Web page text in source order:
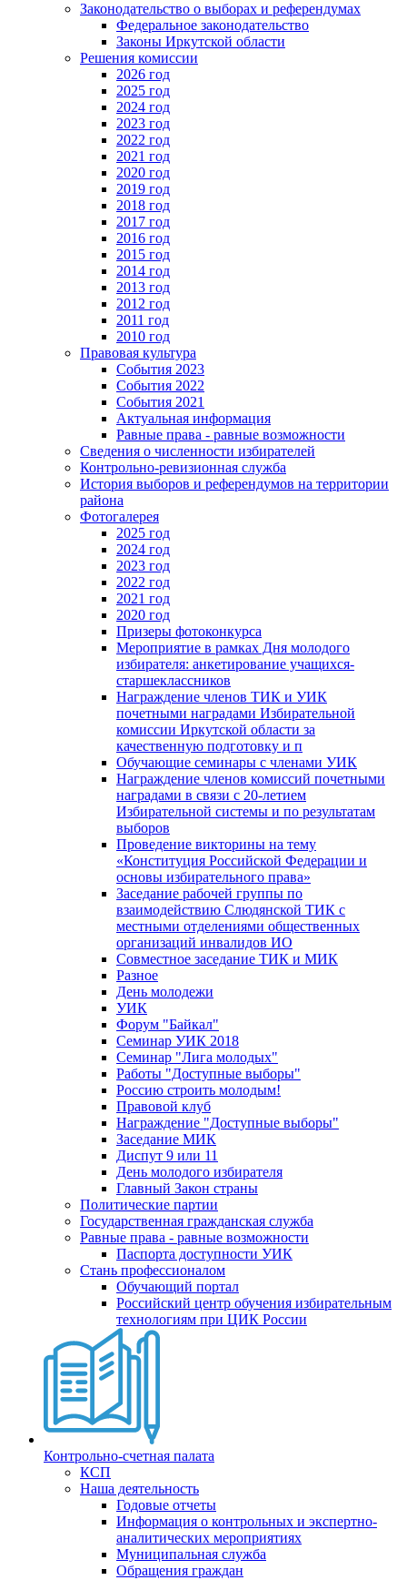
Законодательство о выборах и референдумах
Федеральное законодательство
Законы Иркутской области
Решения комиссии
2026 год
2025 год
2024 год
2023 год
2022 год
2021 год
2020 год
2019 год
2018 год
2017 год
2016 год
2015 год
2014 год
2013 год
2012 год
2011 год
2010 год
Правовая культура
События 2023
События 2022
События 2021
Актуальная информация
Равные права - равные возможности
Сведения о численности избирателей
Контрольно-ревизионная служба
История выборов и референдумов на территории
района
Фотогалерея
2025 год
2024 год
2023 год
2022 год
2021 год
2020 год
Призеры фотоконкурса
Мероприятие в рамках Дня молодого
избирателя: анкетирование учащихся-
старшеклассников
Награждение членов ТИК и УИК
почетными наградами Избирательной
комиссии Иркутской области за
качественную подготовку и п
Обучающие семинары с членами УИК
Награждение членов комиссий почетными
наградами в связи с 20-летием
Избирательной системы и по результатам
выборов
Проведение викторины на тему
«Конституция Российской Федерации и
основы избирательного права»
Заседание рабочей группы по
взаимодействию Слюдянской ТИК с
местными отделениями общественных
организаций инвалидов ИО
Совместное заседание ТИК и МИК
Разное
День молодежи
УИК
Форум "Байкал"
Семинар УИК 2018
Семинар "Лига молодых"
Работы "Доступные выборы"
Россию строить молодым!
Правовой клуб
Награждение "Доступные выборы"
Заседание МИК
Диспут 9 или 11
День молодого избирателя
Главный Закон страны
Политические партии
Государственная гражданская служба
Равные права - равные возможности
Паспорта доступности УИК
Стань профессионалом
Обучающий портал
Российский центр обучения избирательным
технологиям при ЦИК России
Контрольно-счетная палата
КСП
Наша деятельность
Годовые отчеты
Информация о контрольных и экспертно-
аналитических мероприятиях
Муниципальная служба
Обращения граждан